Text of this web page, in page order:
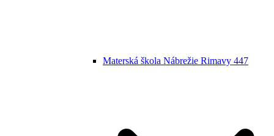
Materská škola Nábrežie Rimavy 447